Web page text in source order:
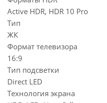
Active HDR, HDR 10 Pro
Тип
ЖК
Формат телевизора
16:9
Тип подсветки
Direct LED
Технология экрана